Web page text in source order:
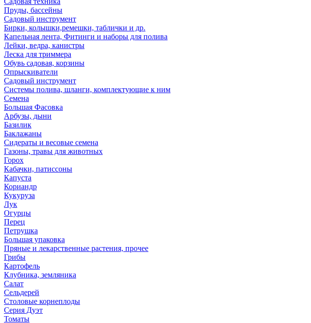
Пруды, бассейны
Садовый инструмент
Бирки, колышки,ремешки, таблички и др.
Капельная лента, Фитинги и наборы для полива
Лейки, ведра, канистры
Леска для триммера
Обувь садовая, корзины
Опрыскиватели
Садовый инструмент
Системы полива, шланги, комплектующие к ним
Семена
Большая Фасовка
Арбузы, дыни
Базилик
Баклажаны
Сидераты и весовые семена
Газоны, травы для животных
Горох
Кабачки, патиссоны
Капуста
Кориандр
Кукуруза
Лук
Огурцы
Перец
Петрушка
Большая упаковка
Пряные и лекарственные растения, прочее
Грибы
Картофель
Клубника, земляника
Салат
Сельдерей
Столовые корнеплоды
Серия Дуэт
Томаты